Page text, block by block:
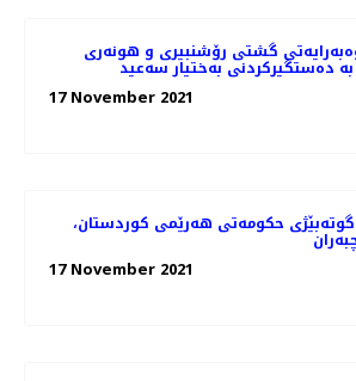
گشتی رۆشنبیری و هونەری
دەستگیرکردنی بەختیار سەعید
17 November 2021
گوتەبێژی حکومەتی ھەرێمی کوردستان،
17 November 2021